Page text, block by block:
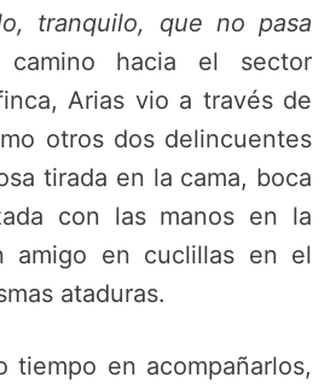
tranquilo, que no pasa
hacia el sector
Arias vio a través de
otros dos delincuentes
tirada en la cama, boca
con las manos en la
amigo en cuclillas en el
ataduras.
tiempo en acompañarlos,